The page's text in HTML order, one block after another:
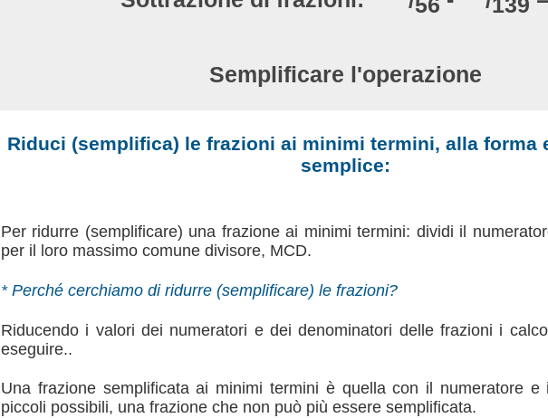
Semplificare l'operazione
Riduci (semplifica) le frazioni ai minimi termini, alla forma
semplice:
Per ridurre (semplificare) una frazione ai minimi termini: dividi il
per il loro massimo comune divisore, MCD.
* Perché cerchiamo di ridurre (semplificare) le frazioni?
Riducendo i valori dei numeratori e dei denominatori delle frazioni i
eseguire..
Una frazione semplificata ai minimi termini è quella con il numeratore e
piccoli possibili, una frazione che non può più essere semplificata.